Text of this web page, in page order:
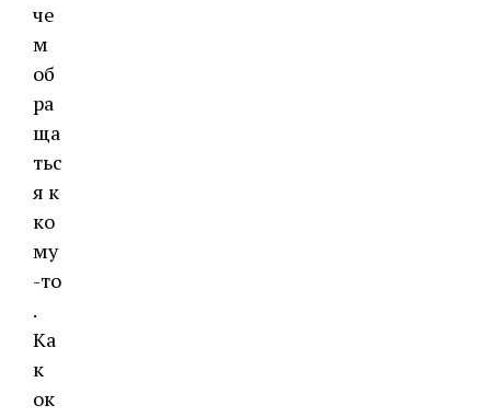
че
м
об
ра
ща
тьс
я к
ко
му
-то
.
Ка
к
ок